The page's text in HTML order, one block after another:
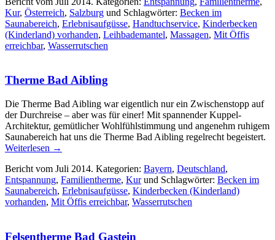
Kur, Österreich, Salzburg und Schlagwörter: Becken im
Saunabereich, Erlebnisaufgüsse, Handtuchservice, Kinderbecken
(Kinderland) vorhanden, Leihbademantel, Massagen, Mit Öffis
erreichbar, Wasserrutschen
Therme Bad Aibling
Die Therme Bad Aibling war eigentlich nur ein Zwischenstopp auf
der Durchreise – aber was für einer! Mit spannender Kuppel-
Architektur, gemütlicher Wohlfühlstimmung und angenehm ruhigem
Saunabereich hat uns die Therme Bad Aibling regelrecht begeistert.
Weiterlesen →
Bericht vom Juli 2014. Kategorien: Bayern, Deutschland,
Entspannung, Familientherme, Kurund Schlagwörter: Becken im
Saunabereich, Erlebnisaufgüsse, Kinderbecken (Kinderland)
vorhanden, Mit Öffis erreichbar, Wasserrutschen
Felsentherme Bad Gastein